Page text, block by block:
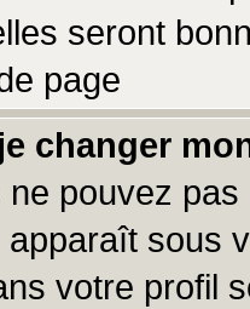
seront
page
changer
pouvez
sous
votre profil